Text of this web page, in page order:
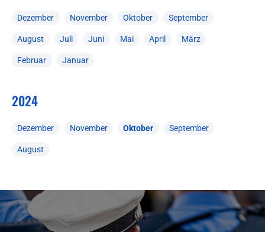
Dezember November Oktober September
August Juli Juni Mai April März
Februar Januar
2024
Dezember November Oktober September
August